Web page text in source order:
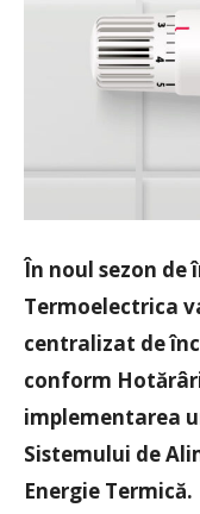
În noul sezon de
Termoelectrica
centralizat de
conform
implementarea
Sistemului de
Energie Termică.